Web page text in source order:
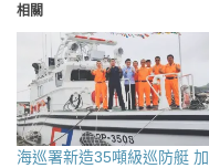
相關
海巡署新造35噸級巡防艇 加